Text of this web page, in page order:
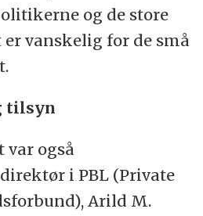
og de store
er vanskelig for de små
tilsyn
var også
i PBL (Private
Arild M.